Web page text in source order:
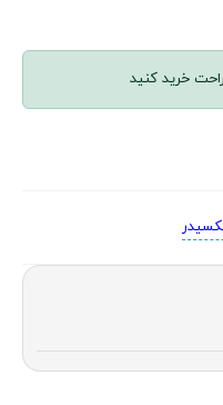
خرید کنید